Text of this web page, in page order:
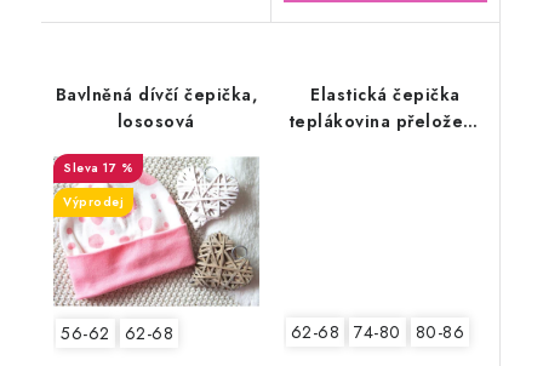
Bavlněná dívčí čepička,
lososová
17 %
Výprodej
56-62 62-68
Elastická čepička
teplákovina přeložený
62-68 74-80 80-86